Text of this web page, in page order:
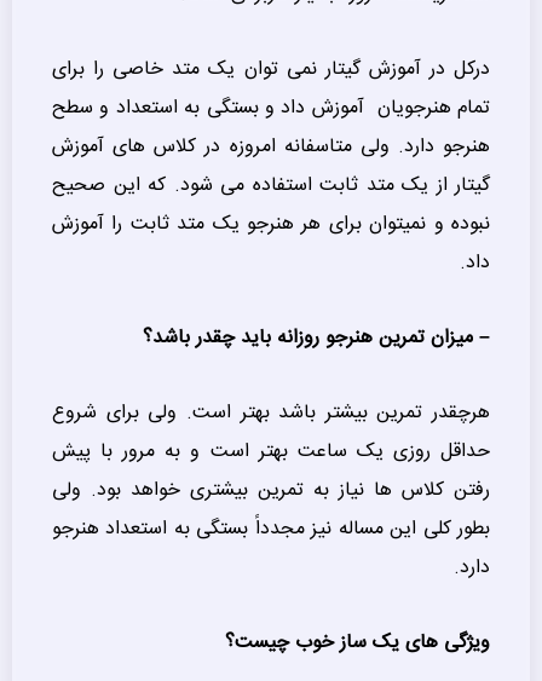
درکل در آموزش گیتار نمی توان یک متد خاصی را برای
تمام هنرجویان آموزش داد و بستگی به استعداد و سطح
هنرجو دارد. ولی متاسفانه امروزه در کلاس های آموزش
گیتار از یک متد ثابت استفاده می شود. که این صحیح
نبوده و نمیتوان برای هر هنرجو یک متد ثابت را آموزش
داد.
– میزان تمرین هنرجو روزانه باید چقدر باشد؟
هرچقدر تمرین بیشتر باشد بهتر است. ولی برای شروع
حداقل روزی یک ساعت بهتر است و به مرور با پیش
رفتن کلاس ها نیاز به تمرین بیشتری خواهد بود. ولی
بطور کلی این مساله نیز مجدداً بستگی به استعداد هنرجو
دارد.
ویژگی های یک ساز خوب چیست؟